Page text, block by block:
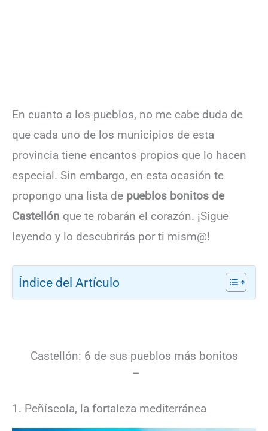
En cuanto a los pueblos, no me cabe duda de
que cada uno de los municipios de esta
provincia tiene encantos propios que lo hacen
especial. Sin embargo, en esta ocasión te
propongo una lista de pueblos bonitos de
Castellón que te robarán el corazón. ¡Sigue
leyendo y lo descubrirás por ti mism@!
Índice del Artículo
Castellón: 6 de sus pueblos más bonitos
–
1. Peñíscola, la fortaleza mediterránea